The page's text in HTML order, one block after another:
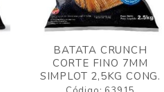
BATATA CRUNCH
CORTE FINO 7MM
SIMPLOT 2,5KG CONG.